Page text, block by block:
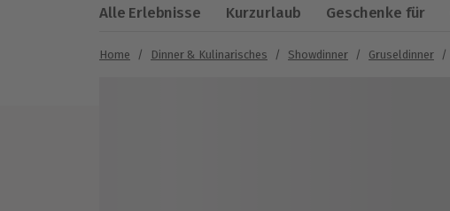
Alle Erlebnisse Kurzurlaub Geschenke für
Home / Dinner & Kulinarisches / Showdinner / Gruseldinner /